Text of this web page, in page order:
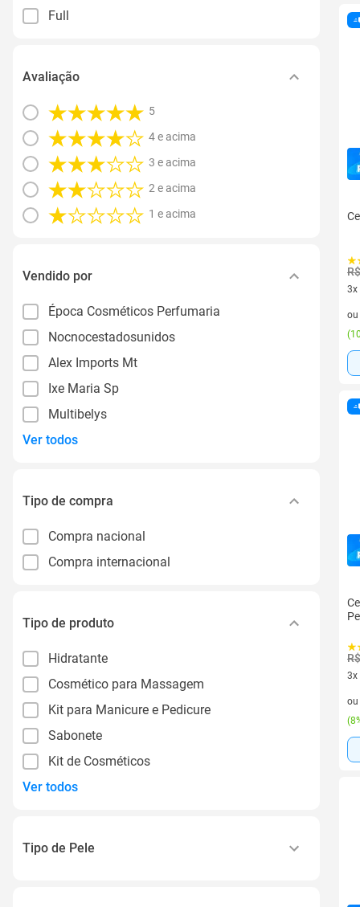
Full
Avaliação
5
4 e acima
3 e acima
2 e acima
1 e acima
Vendido por
Época Cosméticos Perfumaria
Nocnocestadosunidos
Alex Imports Mt
Ixe Maria Sp
Multibelys
Ver todos
Tipo de compra
Compra nacional
Compra internacional
Tipo de produto
Hidratante
Cosmético para Massagem
Kit para Manicure e Pedicure
Sabonete
Kit de Cosméticos
Ver todos
Tipo de Pele
3x
3
ou
(
3x
3
ou
(